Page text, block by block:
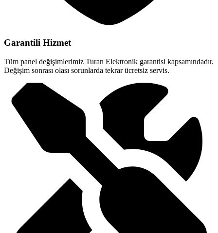
Garantili Hizmet
Tüm panel değişimlerimiz Turan Elektronik garantisi kapsamındadır.
Değişim sonrası olası sorunlarda tekrar ücretsiz servis.